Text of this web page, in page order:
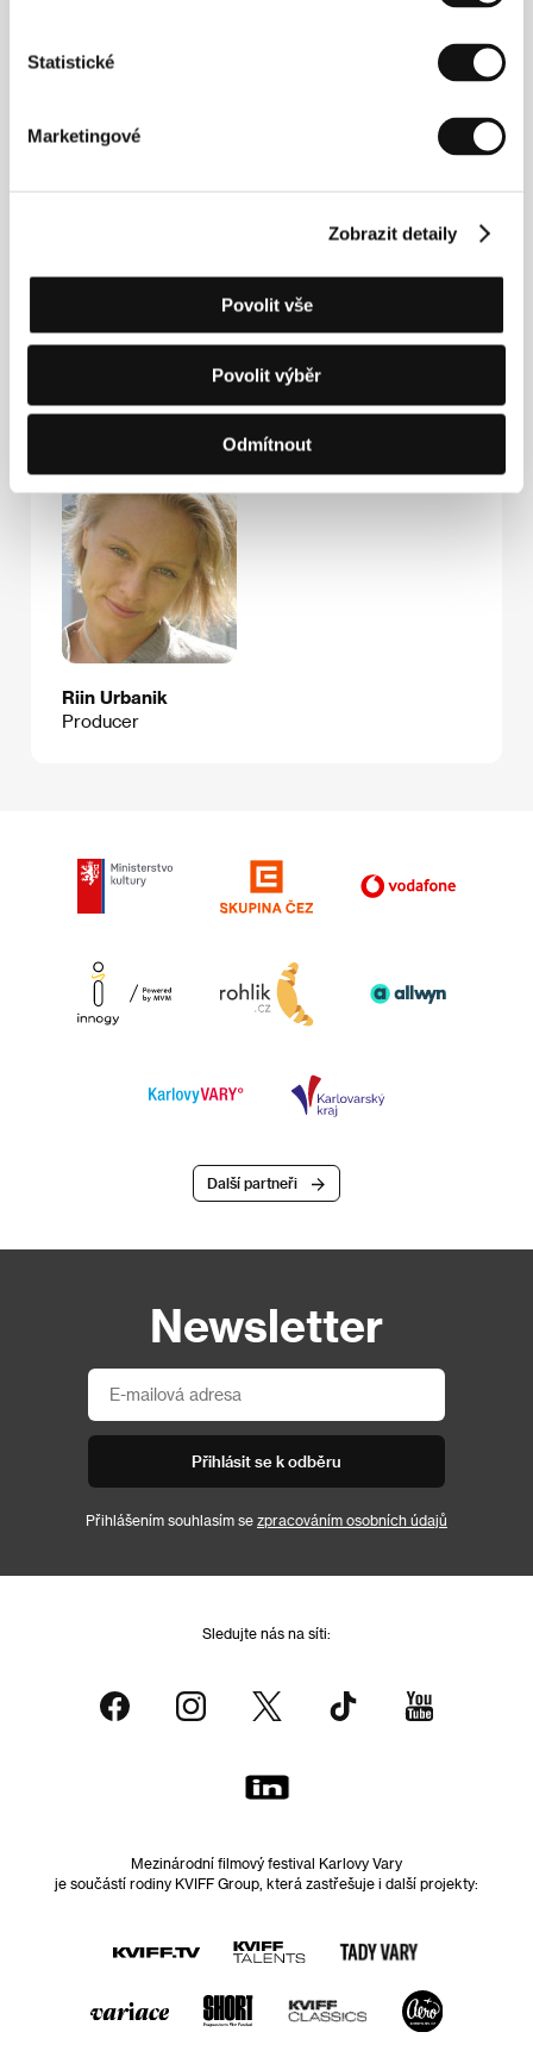
Statistické
Marketingové
Zobrazit detaily
Povolit vše
Povolit výběr
Odmítnout
Karlo Funk
Riin Urbanik
Producer
Další partneři
Newsletter
Přihlásit se k odběru
Přihlášením souhlasím se zpracováním osobních údajů
Sledujte nás na síti:
Mezinárodní filmový festival Karlovy Vary
je součástí rodiny KVIFF Group, která zastřešuje i další projekty: